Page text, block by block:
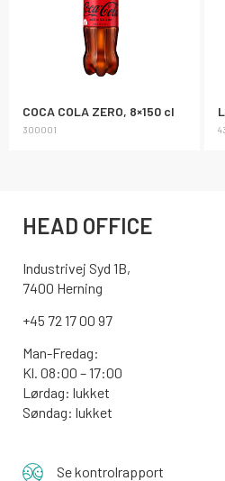
COCA COLA ZERO, 8×150 cl
300001
HEAD OFFICE
Industrivej Syd 1B,
7400 Herning
+45 72 17 00 97
Man-Fredag:
Kl. 08:00 – 17:00
Lørdag: lukket
Søndag: lukket
Se kontrolrapport